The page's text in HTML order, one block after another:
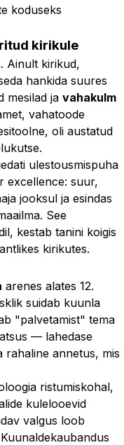
koduseks
kirikule
Ainult kirikud,
hankida suures
mesilad ja vahakulm
vahatoode
oli austatud
ulestousmispuha
excellence: suur,
jooksul ja esindas
See
kestab tanini koigis
kirikutes.
arenes alates 12.
suidab kuunla
"palvetamist" tema
— lahedase
annetus, mis
ristumiskohal,
kulelooevid
valgus loob